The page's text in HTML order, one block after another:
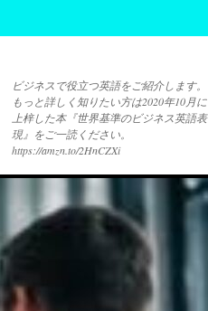
ビジネスで役立つ英語をご紹介します。
もっと詳しく知りたい方は2020年10月に
上梓した本『世界基準のビジネス英語表
現』をご一読ください。
https://amzn.to/2HnCZXi